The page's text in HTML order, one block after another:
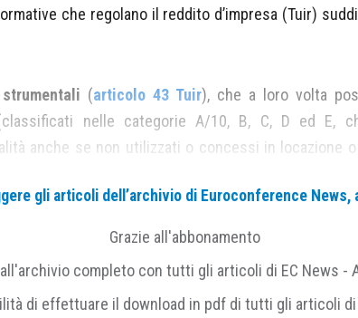
che regolano il reddito d’impresa (Tuir)
(articolo 43 Tuir), che a loro volta
nelle categorie A/10, B, C, D ed E,
anche se non utilizzati o concessi in locazione
dalla categoria catastale di appartenenza),
del reddito d’impresa in base alle
, costituenti oggetto dell’attività d’impresa,
del reddito d’impresa qualirimanenze finali,
gli articoli dell’archivio di Euroconference News,
Grazie all'abbonamento
completo con tutti gli articoli di EC News -
di effettuare il download in pdf di tutti gli articoli di